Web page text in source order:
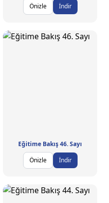
Önizle
İndir
Eğitime Bakış 46. Sayı
Önizle
İndir